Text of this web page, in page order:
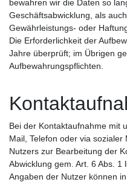
bewahren wir die Daten so
Geschäftsabwicklung, als
Gewährleistungs- oder
Die Erforderlichkeit der
Jahre überprüft; im Übrigen
Aufbewahrungspflichten.
Bei der Kontaktaufnahme mit
Mail, Telefon oder via
Nutzers zur Bearbeitung der
Abwicklung gem. Art. 6 Abs.
Angaben der Nutzer können